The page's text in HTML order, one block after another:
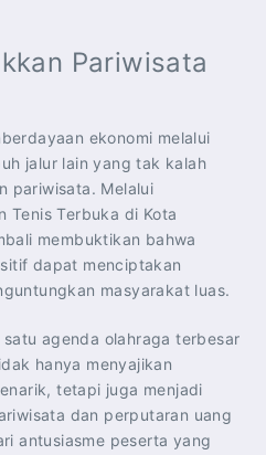
Pariwisata
ekonomi melalui
jalur lain yang tak kalah
pariwisata. Melalui
Tenis Terbuka di Kota
membuktikan bahwa
dapat menciptakan
masyarakat luas.
agenda olahraga terbesar
hanya menyajikan
tetapi juga menjadi
dan perputaran uang
antusiasme peserta yang